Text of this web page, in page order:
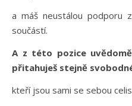
a máš neustálou podporu
součástí.
A z této pozice
přitahuješ stejně
kteří jsou sami se sebou